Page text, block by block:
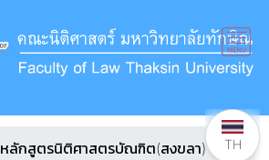
หลักสูตรนิติศาสตรบัณฑิต(สงขลา)
TH